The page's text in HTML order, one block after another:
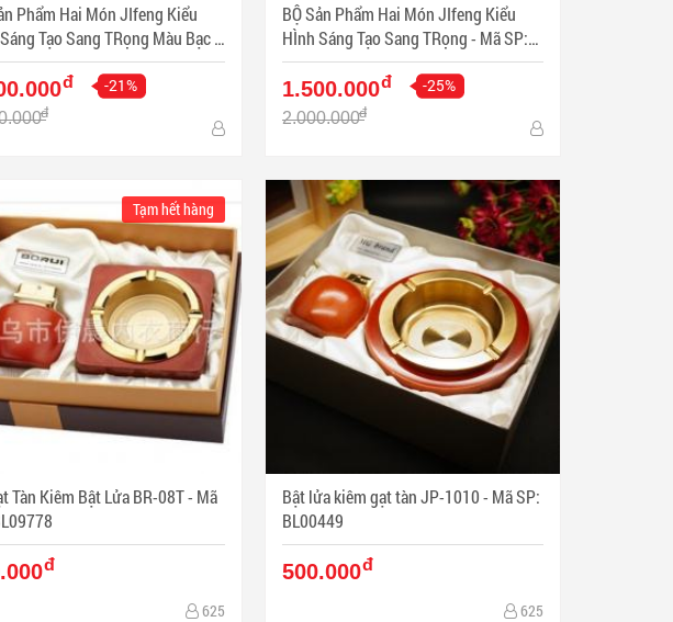
Phẩm Hai Món JIfeng Kiểu
Tạo Sang TRọng Màu Bạc -
PKXG353
đ -21%
đ
BỘ Sản Phẩm Hai Món JIfeng Kiểu
HÌnh Sáng Tạo Sang TRọng - Mã SP:
PKXG355
1.500.000đ -25%
2.000.000đ
Tàn Kiêm Bật Lửa BR-08T - Mã
Tạm hết hàng
đ
625
Bật lửa kiêm gạt tàn JP-1010 - Mã SP:
BL00449
500.000đ
625